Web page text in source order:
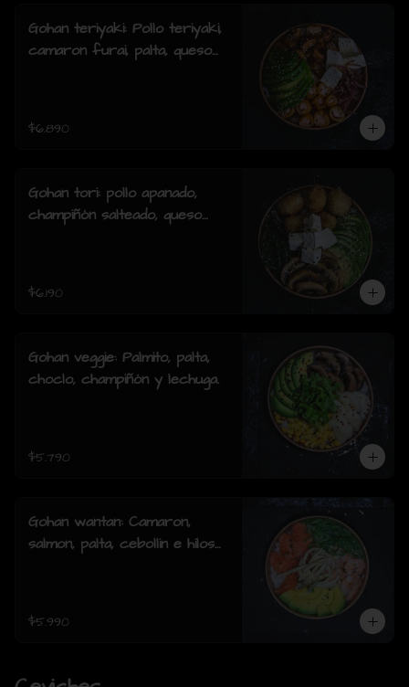
Gohan teriyaki: Pollo teriyaki,
camaron furai, palta, queso
$6.890
Gohan tori: pollo apanado,
champiñón salteado, queso
$6.190
Gohan veggie: Palmito, palta,
choclo, champiñón y lechuga.
$5.790
Gohan wantan: Camaron,
salmon, palta, cebollin e hilos
$5.990